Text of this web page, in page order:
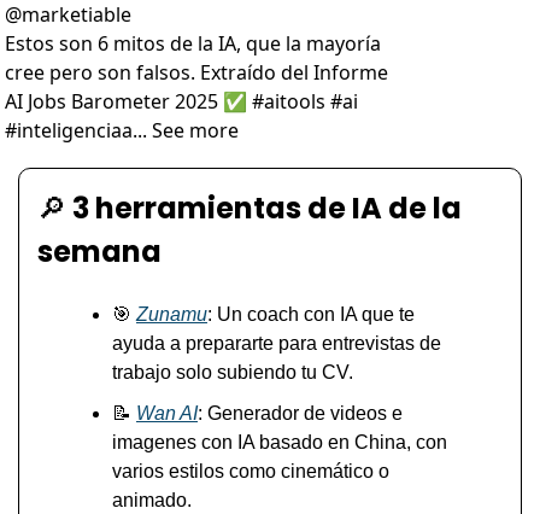
@marketiable
Estos son 6 mitos de la IA, que la mayoría
cree pero son falsos. Extraído del Informe
AI Jobs Barometer 2025 ✅ #aitools #ai
#inteligenciaa... See more
🔎 3 herramientas de IA de la
semana
🎯 Zunamu: Un coach con IA que te
ayuda a prepararte para entrevistas de
trabajo solo subiendo tu CV.
📝 Wan AI: Generador de videos e
imagenes con IA basado en China, con
varios estilos como cinemático o
animado.